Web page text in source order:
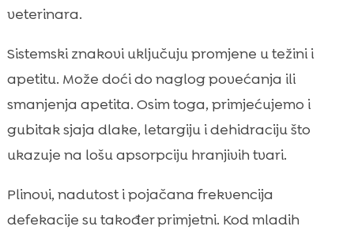
veterinara.
Sistemski znakovi uključuju promjene u težini i
apetitu. Može doći do naglog povećanja ili
smanjenja apetita. Osim toga, primjećujemo i
gubitak sjaja dlake, letargiju i dehidraciju što
ukazuje na lošu apsorpciju hranjivih tvari.
Plinovi, nadutost i pojačana frekvencija
defekacije su također primjetni. Kod mladih